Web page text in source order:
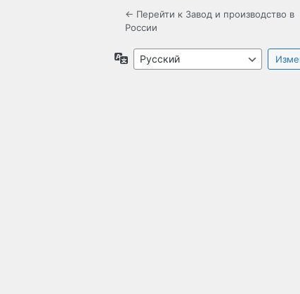
← Перейти к Завод и производство в
России
Язык